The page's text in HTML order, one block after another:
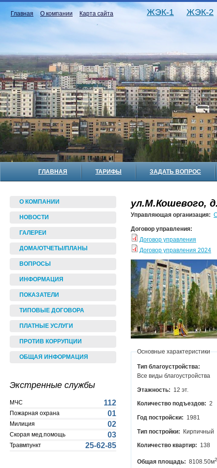
Главная О компании Карта сайта ЖЭК-1 ЖЭК-2
ГЛАВНАЯ ТАРИФЫ ЗАДАТЬ ВОПРОС
О КОМПАНИИ
НОВОСТИ
ГАЛЕРЕИ
ДОМА/ОТЧЕТЫ/ПЛАНЫ
ВОПРОСЫ
ИНФОРМАЦИЯ
ПОКАЗАТЕЛИ
ТИПОВЫЕ ДОГОВОРА
ПЛАТНЫЕ УСЛУГИ
ПРОТИВ КОРРУПЦИИ
ОБЩАЯ ИНФОРМАЦИЯ
Экстренные службы
МЧС 112
Пожарная охрана 01
Милиция 02
Скорая мед.помощь 03
Травмпункт 25-62-85
ул.М.Кошевого,
Управляющая организация:
Договор управления:
Договор управления
Договор управления 2024
Основные характеристики
Тип благоустройства:
Все виды благоустройства
Этажность: 12 эт.
Количество подъездов: 2
Год постройски: 1981
Тип постройки: Кирпичный
Количество квартир: 138
Общая площадь: 8108.50м2